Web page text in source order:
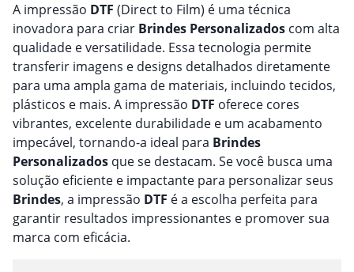
A impressão DTF (Direct to Film) é uma técnica
inovadora para criar Brindes Personalizados com alta
qualidade e versatilidade. Essa tecnologia permite
transferir imagens e designs detalhados diretamente
para uma ampla gama de materiais, incluindo tecidos,
plásticos e mais. A impressão DTF oferece cores
vibrantes, excelente durabilidade e um acabamento
impecável, tornando-a ideal para Brindes
Personalizados que se destacam. Se você busca uma
solução eficiente e impactante para personalizar seus
Brindes, a impressão DTF é a escolha perfeita para
garantir resultados impressionantes e promover sua
marca com eficácia.